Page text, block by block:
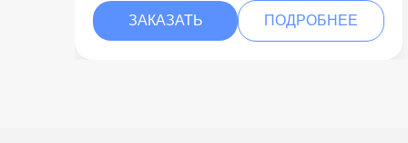
ЗАКАЗАТЬ ПОДРОБНЕЕ